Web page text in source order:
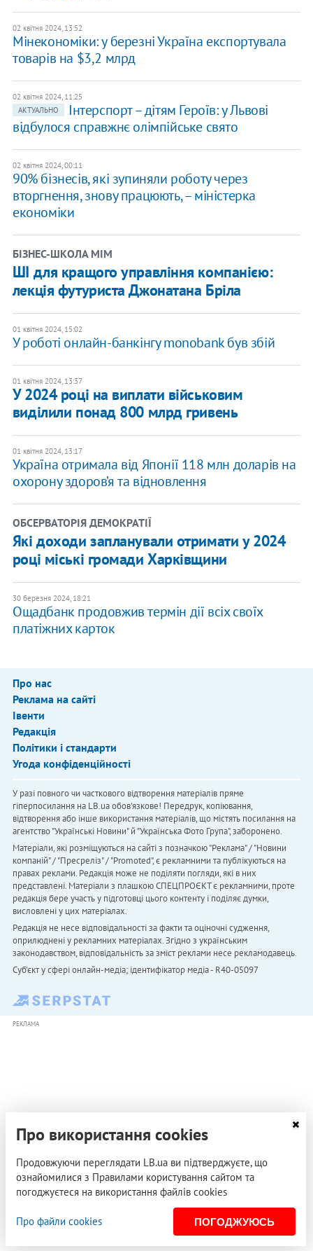
02 квітня 2024, 13:52
Мінекономіки: у березні Україна експортувала
товарів на $3,2 млрд
02 квітня 2024, 11:25
АКТУАЛЬНО
Інтерспорт – дітям Героїв: у Львові
відбулося справжнє олімпійське свято
02 квітня 2024, 00:11
90% бізнесів, які зупиняли роботу через
вторгнення, знову працюють, – міністерка
економіки
​БІЗНЕС-ШКОЛА МІМ
ШІ для кращого управління компанією:
лекція футуриста Джонатана Бріла
01 квітня 2024, 15:02
У роботі онлайн-банкінгу monobank був збій
01 квітня 2024, 13:37
У 2024 році на виплати військовим
виділили понад 800 млрд гривень
01 квітня 2024, 13:17
​Україна отримала від Японії 118 млн доларів на
охорону здоров’я та відновлення
ОБСЕРВАТОРІЯ ДЕМОКРАТІЇ
Які доходи запланували отримати у 2024
році міські громади Харківщини
30 березня 2024, 18:21
Ощадбанк продовжив термін дії всіх своїх
платіжних карток
Про нас
Реклама на сайті
Івенти
Редакція
Політики і стандарти
Угода конфіденційності
У разі повного чи часткового відтворення матеріалів пряме
гіперпосилання на LB.ua обов'язкове! Передрук, копіювання,
відтворення або інше використання матеріалів, що містять посилання на
агентство "Українськi Новини" й "Українська Фото Група", заборонено.
Матеріали, які розміщуються на сайті з позначкою "Реклама" / "Новини
компаній" / "Пресреліз" / "Promoted", є рекламними та публікуються на
правах реклами. Редакція може не поділяти погляди, які в них
представлені. Матеріали з плашкою СПЕЦПРОЄКТ є рекламними, проте
редакція бере участь у підготовці цього контенту і поділяє думки,
висловлені у цих матеріалах.
Редакція не несе відповідальності за факти та оціночні судження,
оприлюднені у рекламних матеріалах. Згідно з українським
законодавством, відповідальність за зміст реклами несе рекламодавець.
Cуб'єкт у сфері онлайн-медіа; ідентифікатор медіа - R40-05097
РЕКЛАМА
Про використання cookies
Продовжуючи переглядати LB.ua ви підтверджуєте, що
ознайомилися з Правилами користування сайтом та
погоджуєтеся на використання файлів cookies
Про файли cookies ПОГОДЖУЮСЬ